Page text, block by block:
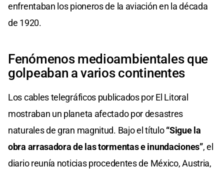
enfrentaban los pioneros de la aviación en la década
de 1920.
Fenómenos medioambientales que
golpeaban a varios continentes
Los cables telegráficos publicados por El Litoral
mostraban un planeta afectado por desastres
naturales de gran magnitud. Bajo el título“Sigue la
obra arrasadora de las tormentas e inundaciones”, el
diario reunía noticias procedentes de México, Austria,